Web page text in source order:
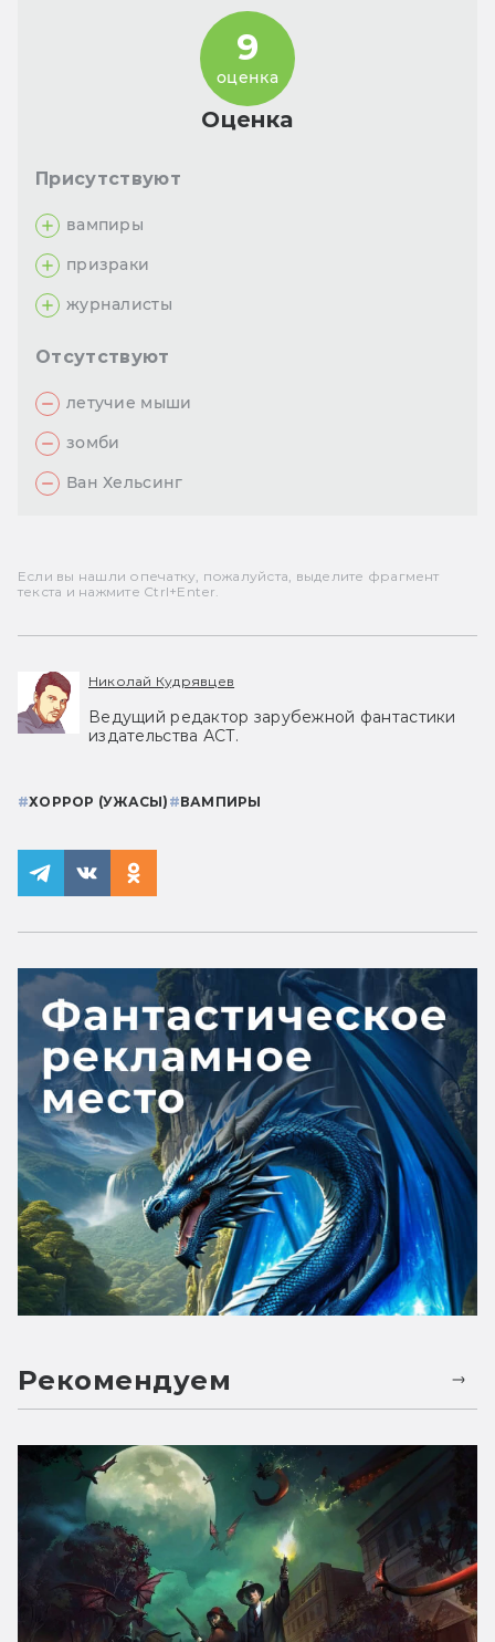
Оценка
9
оценка
Присутствуют
вампиры
призраки
журналисты
Отсутствуют
летучие мыши
зомби
Ван Хельсинг
Если вы нашли опечатку, пожалуйста, выделите фрагмент
текста и нажмите Ctrl+Enter.
Николай Кудрявцев
Ведущий редактор зарубежной фантастики
издательства АСТ.
#ХОРРОР (УЖАСЫ) #ВАМПИРЫ
Рекомендуем